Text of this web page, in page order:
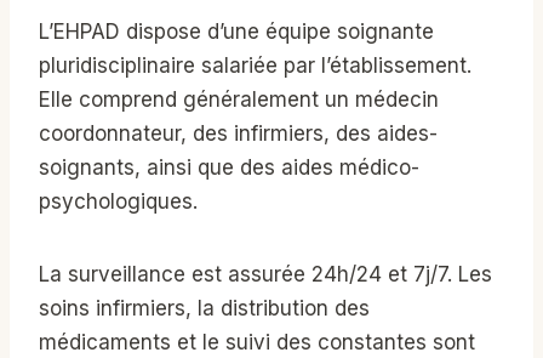
L’EHPAD dispose d’une équipe soignante
pluridisciplinaire salariée par l’établissement.
Elle comprend généralement un médecin
coordonnateur, des infirmiers, des aides-
soignants, ainsi que des aides médico-
psychologiques.
La surveillance est assurée 24h/24 et 7j/7. Les
soins infirmiers, la distribution des
médicaments et le suivi des constantes sont